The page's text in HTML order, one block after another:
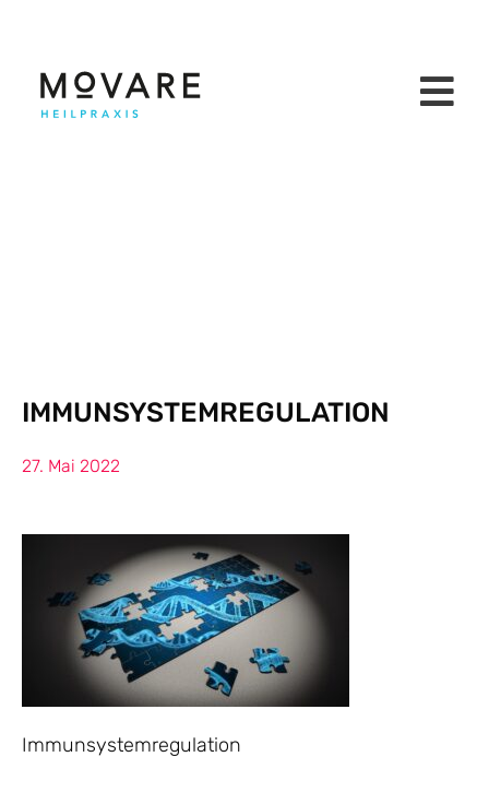
IMMUNSYSTEMREGULATION
27. Mai 2022
Immunsystemregulation